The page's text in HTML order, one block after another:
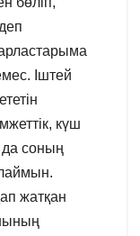
Іштей
күш
соның
жатқан